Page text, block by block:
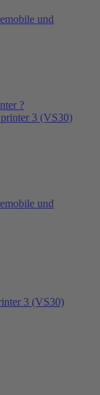
und
?
3 (VS30)
und
3 (VS30)